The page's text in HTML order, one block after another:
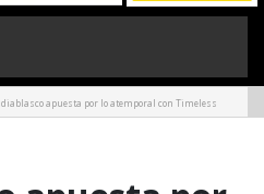
apuesta por lo atemporal con Timeless